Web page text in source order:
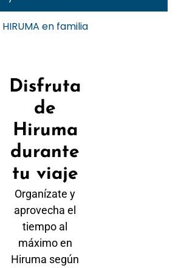
HIRUMA en familia
Disfruta
de
Hiruma
durante
tu viaje
Organízate y
aprovecha el
tiempo al
máximo en
Hiruma según